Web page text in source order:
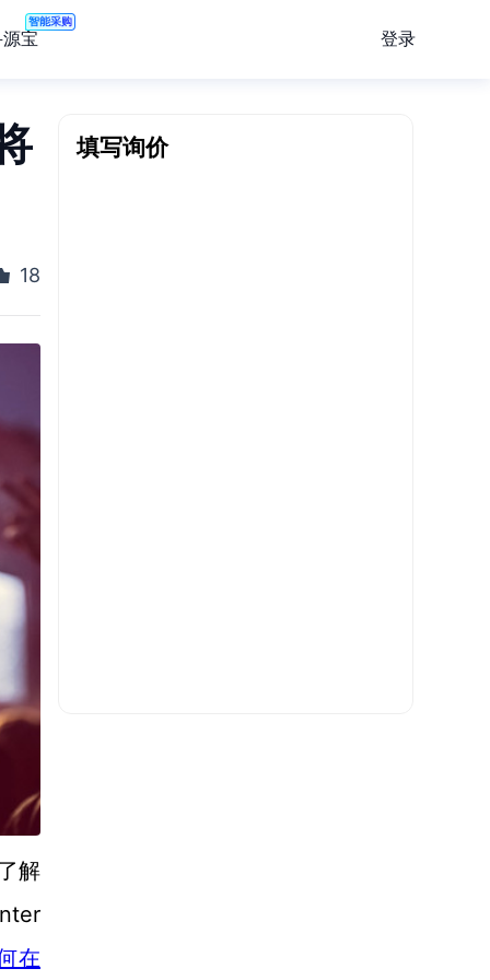
宝
智能采购
登录
18
解
在
填写询价